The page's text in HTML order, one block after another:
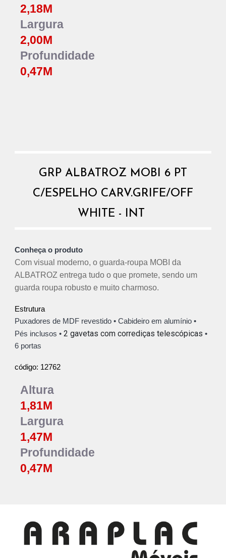
2,18M
Largura
2,00M
Profundidade
0,47M
GRP ALBATROZ MOBI 6 PT
C/ESPELHO CARV.GRIFE/OFF
WHITE - INT
Conheça o produto
Com visual moderno, o guarda-roupa MOBIda
ALBATROZentrega tudo o que promete, sendo um
guarda roupa robusto e muito charmoso.
Estrutura
Puxadores de MDF revestido • Cabideiro em alumínio •
Pés inclusos •2 gavetas com corrediças telescópicas•
6 portas
código: 12762
Altura
1,81M
Largura
1,47M
Profundidade
0,47M